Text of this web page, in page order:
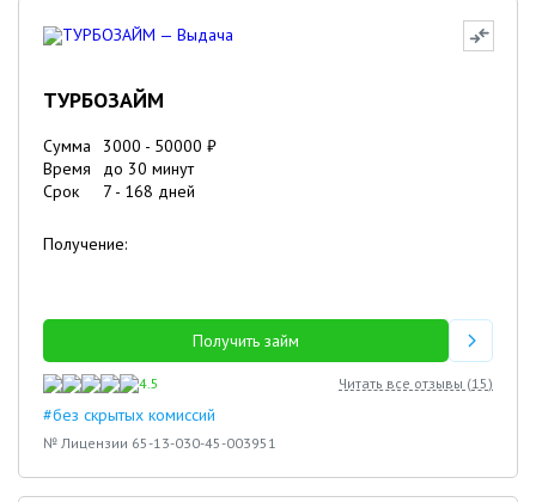
ТУРБОЗАЙМ
Сумма 3000 - 50000 ₽
Время
до 30 минут
Срок
7 - 168 дней
Получение:
Получить займ
4.5 Читать все отзывы (15)
#без скрытых комиссий
№ Лицензии 65-13-030-45-003951